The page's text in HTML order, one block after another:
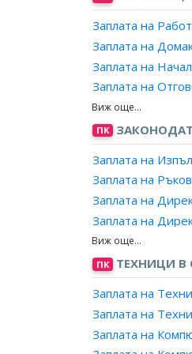
Заплата на
Заплата на
Заплата на
Заплата на
Заплата на
Заплата на
Заплата на
Заплата на
Заплата на
Заплата на
ПК
Заплата на
Заплата на
Заплата на
Заплата на
Заплата на
Заплата на
Заплата на
Заплата на
Заплата на
Заплата на
ПК ТЕХНИЦИ В
Заплата на
Заплата на
Заплата на